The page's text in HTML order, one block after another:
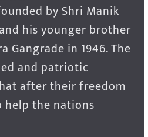
by Shri Manik
his younger brother
Gangrade in 1946. The
and patriotic
after their freedom
the nations